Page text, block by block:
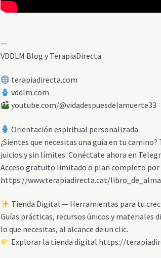
—
VDDLM Blog y TerapiaDirecta
terapiadirecta.com
vddlm.com
youtube.com/@vidadespuesdelamuerte33
Orientación espiritual personalizada
¿Sientes que necesitas una guía en tu
juicios y sin límites. Conéctate ahora en
Acceso gratuito limitado o plan completo por
https://www.terapiadirecta.cat/
Tienda Digital — Herramientas para tu
Guías prácticas, recursos únicos y materiales
lo que necesitas, al alcance de un clic.
Explorar la tienda digital https://